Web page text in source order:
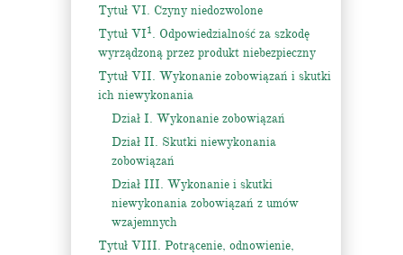
Tytuł VI. Czyny niedozwolone
Tytuł VI1. Odpowiedzialność za szkodę
wyrządzoną przez produkt niebezpieczny
Tytuł VII. Wykonanie zobowiązań i skutki
ich niewykonania
Dział I. Wykonanie zobowiązań
Dział II. Skutki niewykonania
zobowiązań
Dział III. Wykonanie i skutki
niewykonania zobowiązań z umów
wzajemnych
Tytuł VIII. Potrącenie, odnowienie,